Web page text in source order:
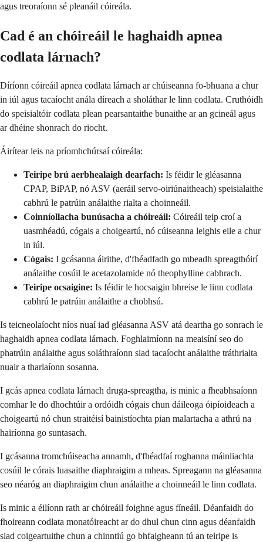
agus treoraíonn sé pleanáil cóireála.
Cad é an chóireáil le haghaidh apnea
codlata lárnach?
Díríonn cóireáil apnea codlata lárnach ar chúiseanna fo-bhuana a chur
in iúl agus tacaíocht anála díreach a sholáthar le linn codlata. Cruthóidh
do speisialtóir codlata plean pearsantaithe bunaithe ar an gcineál agus
ar dhéine shonrach do riocht.
Áirítear leis na príomhchúrsaí cóireála:
Teiripe brú aerbhealaigh dearfach: Is féidir le gléasanna
CPAP, BiPAP, nó ASV (aeráil servo-oiriúnaitheach) speisialaithe
cabhrú le patrúin análaithe rialta a choinneáil.
Coinníollacha bunúsacha a chóireáil: Cóireáil teip croí a
uasmhéadú, cógais a choigeartú, nó cúiseanna leighis eile a chur
in iúl.
Cógais: I gcásanna áirithe, d'fhéadfadh go mbeadh spreagthóirí
análaithe cosúil le acetazolamide nó theophylline cabhrach.
Teiripe ocsaigine: Is féidir le hocsaigin bhreise le linn codlata
cabhrú le patrúin análaithe a chobhsú.
Is teicneolaíocht níos nuaí iad gléasanna ASV atá deartha go sonrach le
haghaidh apnea codlata lárnach. Foghlaimíonn na meaisíní seo do
phatrúin análaithe agus soláthraíonn siad tacaíocht análaithe tráthrialta
nuair a tharlaíonn sosanna.
I gcás apnea codlata lárnach druga-spreagtha, is minic a fheabhsaíonn
comhar le do dhochtúir a ordóidh cógais chun dáileoga óipíoideach a
choigeartú nó chun straitéisí bainistíochta pian malartacha a athrú na
hairíonna go suntasach.
I gcásanna tromchúiseacha annamh, d'fhéadfaí roghanna máinliachta
cosúil le córais luasaithe diaphraigim a mheas. Spreagann na gléasanna
seo néaróg an diaphraigim chun análaithe a choinneáil le linn codlata.
Is minic a éilíonn rath ar chóireáil foighne agus fíneáil. Déanfaidh do
fhoireann codlata monatóireacht ar do dhul chun cinn agus déanfaidh
siad coigeartuithe chun a chinntiú go bhfaigheann tú an teiripe is